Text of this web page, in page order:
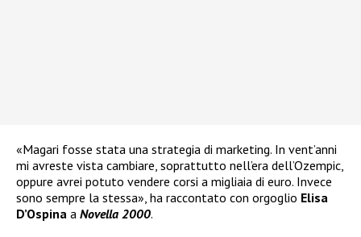
«Magari fosse stata una strategia di marketing. In vent’anni
mi avreste vista cambiare, soprattutto nell’era dell’Ozempic,
oppure avrei potuto vendere corsi a migliaia di euro. Invece
sono sempre la stessa», ha raccontato con orgoglio Elisa
D’Ospina a Novella 2000.